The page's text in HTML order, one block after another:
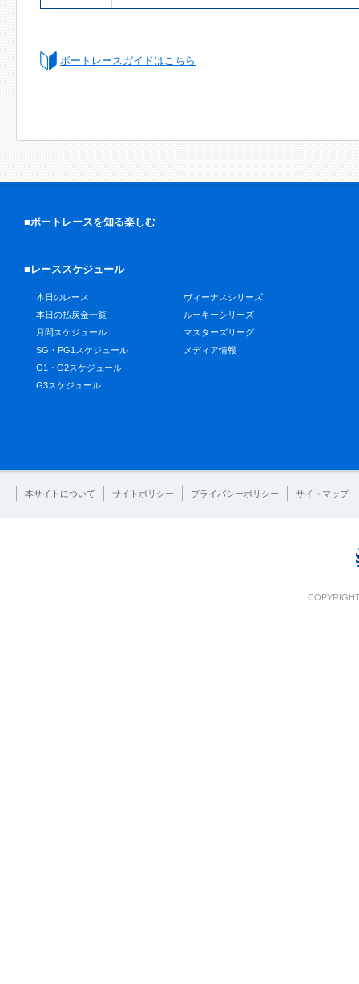
ボートレースガイドはこちら
■ボートレースを知る楽しむ
■レーススケジュール
本日のレース
本日の払戻金一覧
月間スケジュール
SG・PG1スケジュール
G1・G2スケジュール
G3スケジュール
ヴィーナスシリーズ
ルーキーシリーズ
マスターズリーグ
メディア情報
本サイトについて サイトポリシー プライバシーポリシー サイトマップ